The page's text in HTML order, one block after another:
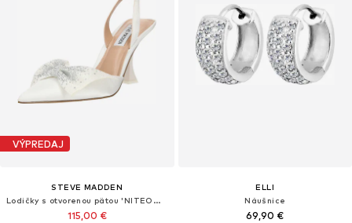
VÝPREDAJ
STEVE MADDEN
Lodičky s otvorenou pätou 'NITEOWL-P'
115,00 €
ELLI
Náušnice
69,90 €